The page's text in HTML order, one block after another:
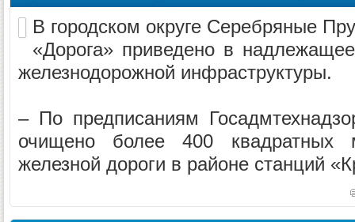
В городском округе Серебряные
«Дорога» приведено в
железнодорожной инфраструктуры.
– По предписаниям
очищено более 400 квадратных
железной дороги в районе станций